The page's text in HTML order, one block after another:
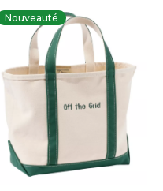
Nouveauté